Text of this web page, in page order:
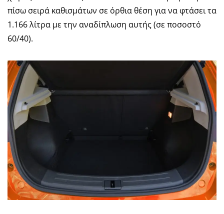
πίσω σειρά καθισμάτων σε όρθια θέση για να φτάσει τα
1.166 λίτρα με την αναδίπλωση αυτής (σε ποσοστό
60/40).